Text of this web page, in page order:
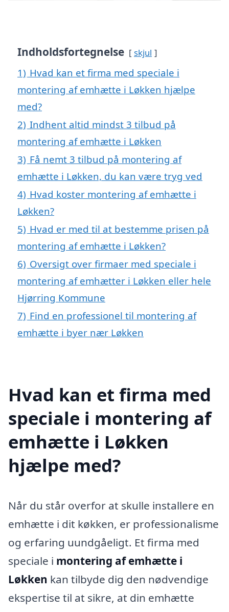
Indholdsfortegnelse skjul
1) Hvad kan et firma med speciale i
montering af emhætte i Løkken hjælpe
med?
2) Indhent altid mindst 3 tilbud på
montering af emhætte i Løkken
3) Få nemt 3 tilbud på montering af
emhætte i Løkken, du kan være tryg ved
4) Hvad koster montering af emhætte i
Løkken?
5) Hvad er med til at bestemme prisen på
montering af emhætte i Løkken?
6) Oversigt over firmaer med speciale i
montering af emhætter i Løkken eller hele
Hjørring Kommune
7) Find en professionel til montering af
emhætte i byer nær Løkken
Hvad kan et firma med
speciale i montering af
emhætte i Løkken
hjælpe med?
Når du står overfor at skulle installere en
emhætte i dit køkken, er professionalisme
og erfaring uundgåeligt. Et firma med
speciale i montering af emhætte i
Løkken kan tilbyde dig den nødvendige
ekspertise til at sikre, at din emhætte